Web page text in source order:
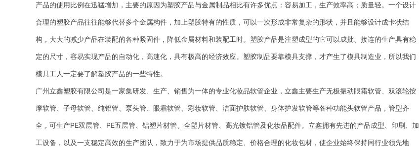
产品的使用比例在迅猛增加，主要的原因为塑胶产品与金属制品相比有许多优点：容易加工，生产效率高；质量轻。一个设计
合理的塑胶产品往往能够代替多个金属构件，加上塑胶特有的性质，可以一次形成非常复杂的形状，并且能够设计成卡状结
构，大大的减少产品在装配的各种紧固件，降低金属材料和装配工时。塑胶产品是注塑成型的它可以成批、接连的生产具有稳
定的尺寸，容易实现产品的自动化，高速化，具有极高的经济效应。塑胶制品要靠模具支撑，才产生了模具制造业，所以我们
模具工人一定要了解塑胶产品的一些特性。
广州立鑫塑胶有限公司是一家集研发、生产、销售为一体的专业化妆品软管企业，立鑫主要生产无极振动眼霜软管、双滚轮按
摩软管、子母软管、纯铝管、泵头管、眼霜软管、彩妆软管、洁面护肤软管、身体护发软管等各种功能头软管产品，管型齐
全，可生产PE双层管、PE五层管、铝塑片材管、全塑片材管、高光镀铝管及化妆品配件。立鑫拥有先进的产品成型、印刷、加
工设备，以及一支稳定高效的生产团队，致力于为市场提供品质稳定、价格合理的化妆包材，使企业始终保持同行业领先地